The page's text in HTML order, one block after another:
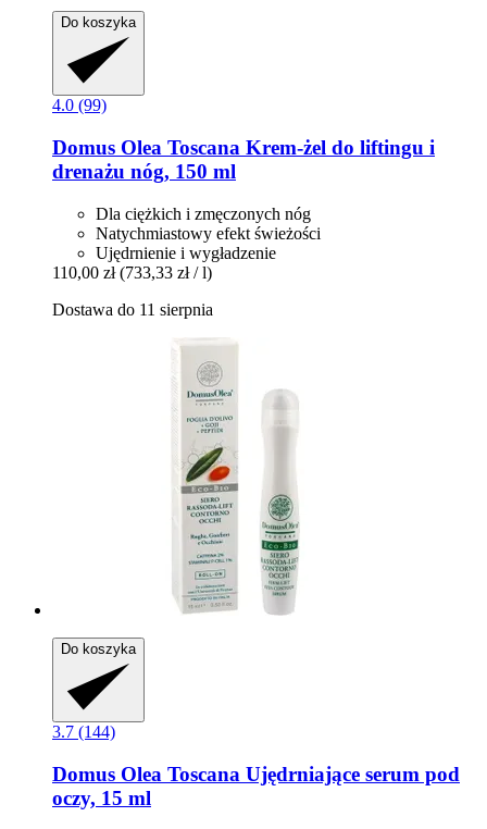
Do koszyka
4.0 (99)
Domus Olea Toscana Krem-​żel do liftingu i
drenażu nóg, 150 ml
Dla ciężkich i zmęczonych nóg
Natychmiastowy efekt świeżości
Ujędrnienie i wygładzenie
110,00 zł (733,33 zł / l)
Dostawa do 11 sierpnia
Do koszyka
3.7 (144)
Domus Olea Toscana Ujędrniające serum pod
oczy, 15 ml